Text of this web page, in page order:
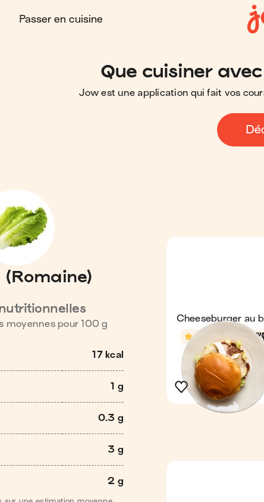
Passer en cuisine
Que cuisiner
Jow est une application qui fait vos
moyennes pour 100 g
17 kcal
1 g
0.3 g
3 g
2 g
Cheeseburger au
4,7 16 min
Voir la